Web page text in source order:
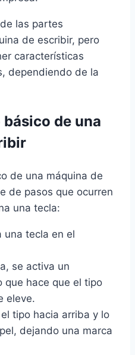
las partes
de escribir, pero
características
dependiendo de la
de una
de una máquina de
de pasos que ocurren
una tecla:
una tecla en el
se activa un
que hace que el tipo
eleve.
tipo hacia arriba y lo
dejando una marca